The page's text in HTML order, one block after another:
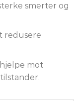
smerter og
redusere
mot